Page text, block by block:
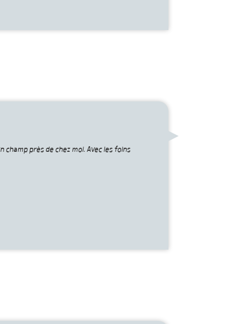
champ près de chez moi. Avec les foins